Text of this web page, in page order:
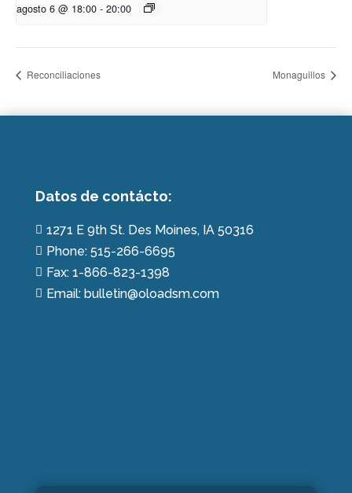
agosto 6 @ 18:00 - 20:00
Reconciliaciones Monaguillos
Datos de contácto:
 1271 E 9th St. Des Moines, IA 50316
 Phone: 515-266-6695
 Fax: 1-866-823-1398
 Email: bulletin@oloadsm.com